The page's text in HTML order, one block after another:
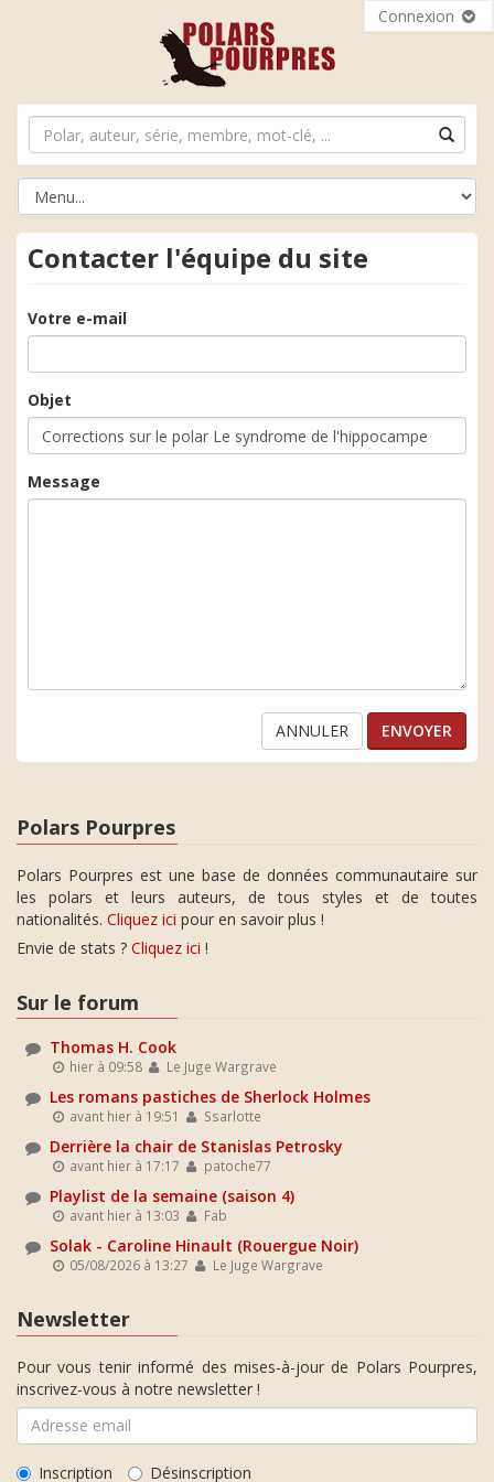
Connexion
Contacter l'équipe du site
Votre e-mail
Objet
Message
ANNULER
Polars Pourpres
Polars Pourpres est une base de données communautaire sur
les polars et leurs auteurs, de tous styles et de toutes
nationalités. Cliquez ici pour en savoir plus !
Envie de stats ? Cliquez ici !
Sur le forum
Thomas H. Cook
hier à 09:58 Le Juge Wargrave
Les romans pastiches de Sherlock Holmes
avant hier à 19:51 Ssarlotte
Derrière la chair de Stanislas Petrosky
avant hier à 17:17 patoche77
Playlist de la semaine (saison 4)
avant hier à 13:03 Fab
Solak - Caroline Hinault (Rouergue Noir)
05/08/2026 à 13:27 Le Juge Wargrave
Newsletter
Pour vous tenir informé des mises-à-jour de Polars Pourpres,
inscrivez-vous à notre newsletter !
Inscription Désinscription